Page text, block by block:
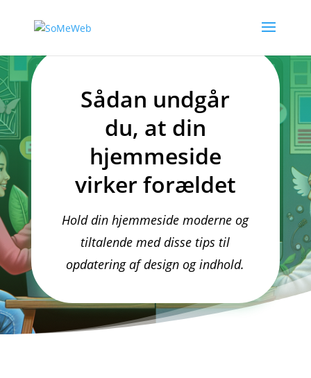
Sådan undgår
du, at din
hjemmeside
virker forældet
Hold din hjemmeside moderne og
tiltalende med disse tips til
opdatering af design og indhold.